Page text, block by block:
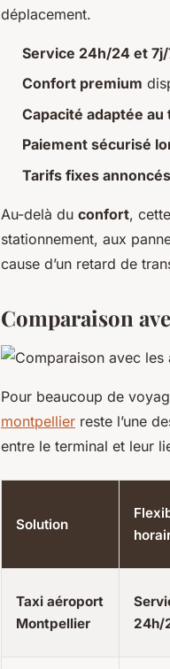
déplacement.
Service 24h/24 et
Confort premium
Capacité adaptée
Paiement sécurisé
Tarifs fixes
Au-delà du confort,
stationnement, aux
cause d’un retard de
Comparaison
Pour beaucoup de
montpellier reste l’une
entre le terminal et leur
Solution
Taxi aéroport
Montpellier
24h/